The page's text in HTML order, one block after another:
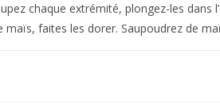
chaque extrémité, plongez-les
maïs, faites les dorer. Saupoudrez de